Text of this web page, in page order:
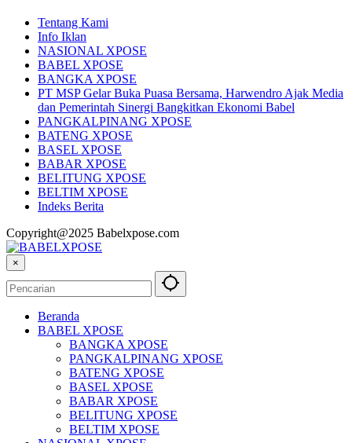
Tentang Kami
Info Iklan
NASIONAL XPOSE
BABEL XPOSE
BANGKA XPOSE
PT MSP Gelar Buka Puasa Bersama, Harwendro Ajak Media
dan Pemerintah Sinergi Bangkitkan Ekonomi Babel
PANGKALPINANG XPOSE
BATENG XPOSE
BASEL XPOSE
BABAR XPOSE
BELITUNG XPOSE
BELTIM XPOSE
Indeks Berita
Copyright@2025 Babelxpose.com
×
Beranda
BABEL XPOSE
BANGKA XPOSE
PANGKALPINANG XPOSE
BATENG XPOSE
BASEL XPOSE
BABAR XPOSE
BELITUNG XPOSE
BELTIM XPOSE